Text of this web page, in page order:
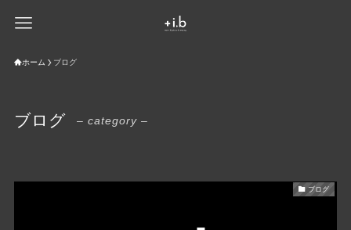
ホーム ブログ
ブログ – category –
ブログ